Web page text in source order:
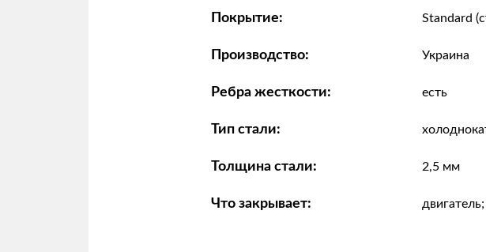
Покрытие: Standard
Производство: Украина
Ребра жесткости: есть
Тип стали:
Толщина стали: 2,5 мм
Что закрывает: